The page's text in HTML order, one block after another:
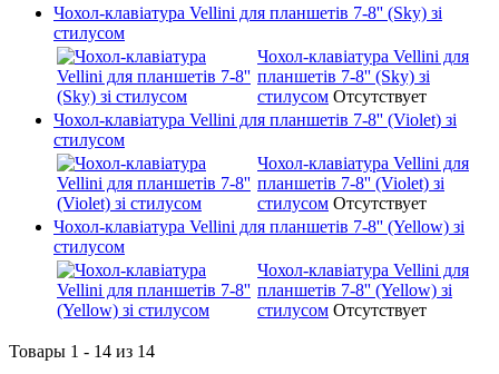
Чохол-клавіатура Vellini для планшетів 7-8'' (Sky) зі
стилусом
Чохол-клавіатура Vellini для
планшетів 7-8'' (Sky) зі
стилусом Отсутствует
Чохол-клавіатура Vellini для планшетів 7-8'' (Violet) зі
стилусом
Чохол-клавіатура Vellini для
планшетів 7-8'' (Violet) зі
стилусом Отсутствует
Чохол-клавіатура Vellini для планшетів 7-8'' (Yellow) зі
стилусом
Чохол-клавіатура Vellini для
планшетів 7-8'' (Yellow) зі
стилусом Отсутствует
Товары 1 - 14 из 14